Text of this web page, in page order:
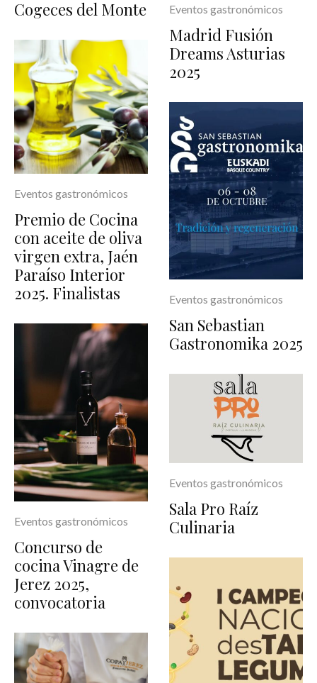
Cogeces del Monte
Eventos gastronómicos
Premio de Cocina
con aceite de oliva
virgen extra, Jaén
Paraíso Interior
2025. Finalistas
Eventos gastronómicos
Concurso de
cocina Vinagre de
Jerez 2025,
convocatoria
Eventos gastronómicos
Madrid Fusión
Dreams Asturias
2025
Eventos gastronómicos
San Sebastian
Gastronomika 2025
Eventos gastronómicos
Sala Pro Raíz
Culinaria